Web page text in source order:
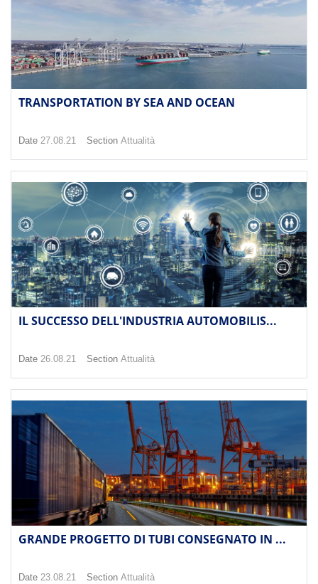
TRANSPORTATION BY SEA AND OCEAN
Date 27.08.21 Section Attualità
IL SUCCESSO DELL'INDUSTRIA AUTOMOBILIS...
Date 26.08.21 Section Attualità
GRANDE PROGETTO DI TUBI CONSEGNATO IN ...
Date 23.08.21 Section Attualità